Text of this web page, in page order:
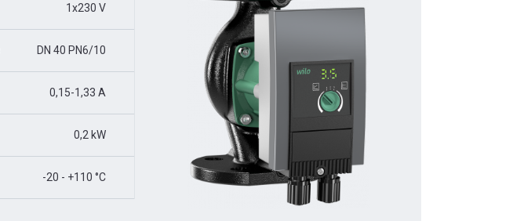
1x230 V
DN 40 PN6/10
0,15-1,33 A
0,2 kW
-20 - +110 °C